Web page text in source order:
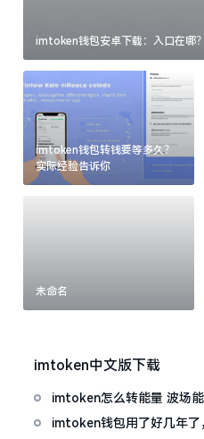
imtoken钱包安卓下载：入口在哪
imtoken钱包转钱要等多久？
实际经验告诉你
未命名
imtoken中文版下载
imtoken怎么转能量 波场
imtoken钱包用了好几年了